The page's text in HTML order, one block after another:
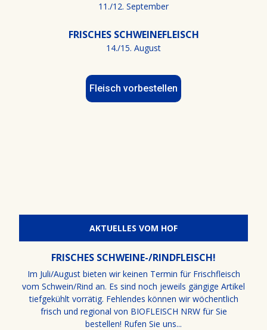
11./12. September
FRISCHES SCHWEINEFLEISCH
14./15. August
Fleisch vorbestellen
AKTUELLES VOM HOF
FRISCHES SCHWEINE-/RINDFLEISCH!
Im Juli/August bieten wir keinen Termin für Frischfleisch
vom Schwein/Rind an. Es sind noch jeweils gängige Artikel
tiefgekühlt vorrätig. Fehlendes können wir wöchentlich
frisch und regional von BIOFLEISCH NRW für Sie
bestellen! Rufen Sie uns...